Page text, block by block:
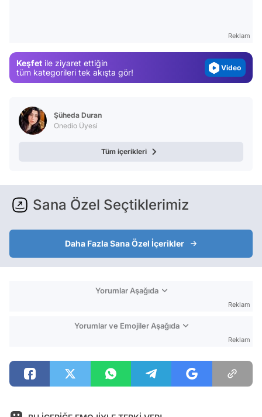
Reklam
Keşfet ile ziyaret ettiğin
tüm kategorileri tek akışta gör!
Video
Şüheda Duran
Onedio Üyesi
Tüm içerikleri
Sana Özel Seçtiklerimiz
Daha Fazla Sana Özel İçerikler
Yorumlar Aşağıda
Reklam
Yorumlar ve Emojiler Aşağıda
Reklam